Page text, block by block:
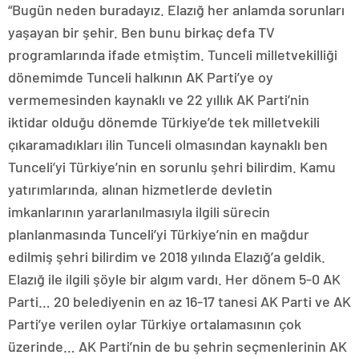
“Bugün neden buradayız. Elazığ her anlamda sorunları
yaşayan bir şehir. Ben bunu birkaç defa TV
programlarında ifade etmiştim. Tunceli milletvekilliği
dönemimde Tunceli halkının AK Parti’ye oy
vermemesinden kaynaklı ve 22 yıllık AK Parti’nin
iktidar olduğu dönemde Türkiye’de tek milletvekili
çıkaramadıkları ilin Tunceli olmasından kaynaklı ben
Tunceli’yi Türkiye’nin en sorunlu şehri bilirdim. Kamu
yatırımlarında, alınan hizmetlerde devletin
imkanlarının yararlanılmasıyla ilgili sürecin
planlanmasında Tunceli’yi Türkiye’nin en mağdur
edilmiş şehri bilirdim ve 2018 yılında Elazığ’a geldik.
Elazığ ile ilgili şöyle bir algım vardı. Her dönem 5-0 AK
Parti… 20 belediyenin en az 16-17 tanesi AK Parti ve AK
Parti’ye verilen oylar Türkiye ortalamasının çok
üzerinde… AK Parti’nin de bu şehrin seçmenlerinin AK